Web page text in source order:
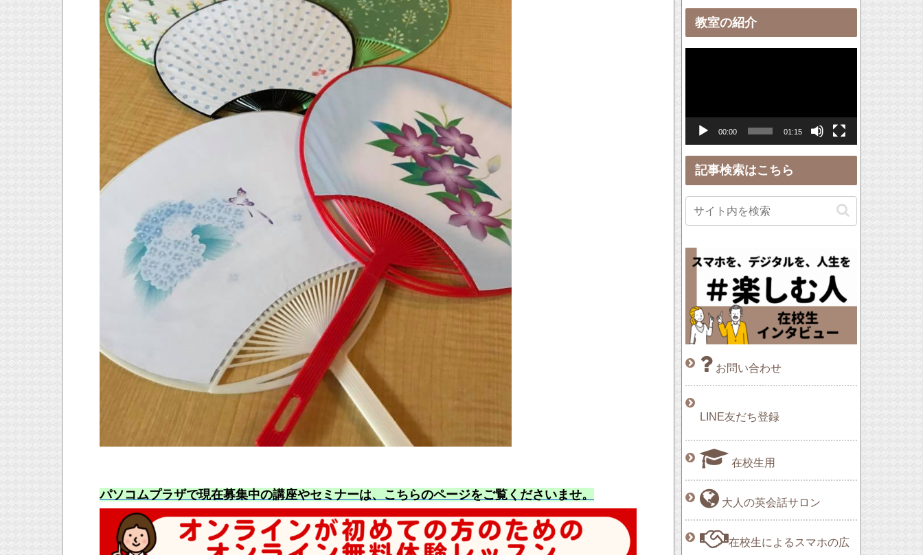
パソコムプラザで現在募集中の講座やセミナーは、こちらのページをご覧くださいませ。
ヤ
ー教室の紹介
レ
ヤ
ー
00:00 01:15
記事検索はこちら
お問い合わせ
LINE友だち登録
在校生用
大人の英会話サロン
在校生によるスマホの広